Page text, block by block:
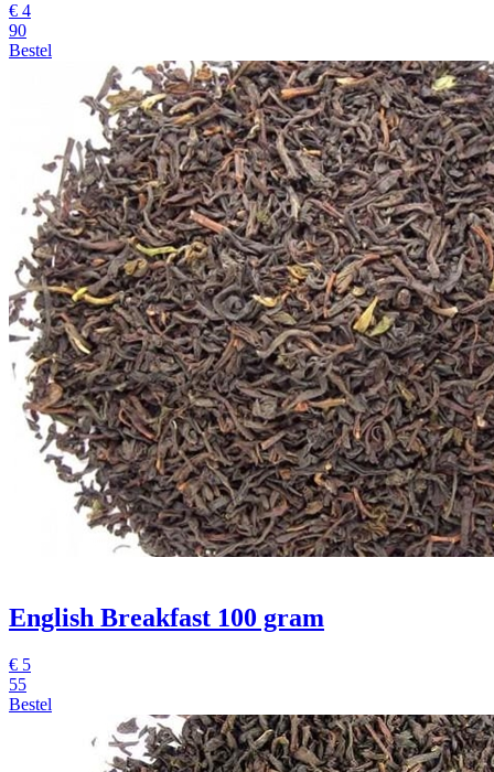
€ 4
90
Bestel
English Breakfast 100 gram
€ 5
55
Bestel